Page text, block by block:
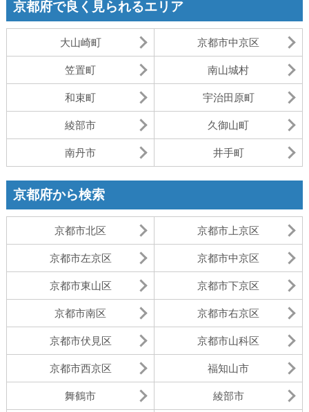
京都府で良く見られるエリア
大山崎町 京都市中京区
笠置町 南山城村
和束町 宇治田原町
綾部市 久御山町
南丹市 井手町
京都府から検索
京都市北区 京都市上京区
京都市左京区 京都市中京区
京都市東山区 京都市下京区
京都市南区 京都市右京区
京都市伏見区 京都市山科区
京都市西京区 福知山市
舞鶴市 綾部市